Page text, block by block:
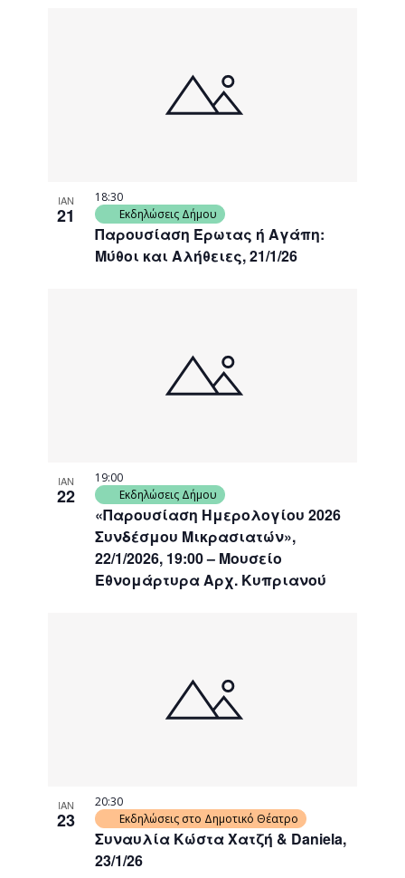
ΙΑΝ
21
Παρουσίαση Έρωτας ή Αγάπη:
Μύθοι και Αλήθειες, 21/1/26
18:30
Εκδηλώσεις Δήμου
ΙΑΝ
22
«Παρουσίαση Ημερολογίου 2026
Συνδέσμου Μικρασιατών»,
22/1/2026, 19:00 – Μουσείο
Εθνομάρτυρα Αρχ. Κυπριανού
19:00
Εκδηλώσεις Δήμου
ΙΑΝ
23
Συναυλία Κώστα Χατζή & Daniela,
23/1/26
20:30
Εκδηλώσεις στο Δημοτικό Θέατρο